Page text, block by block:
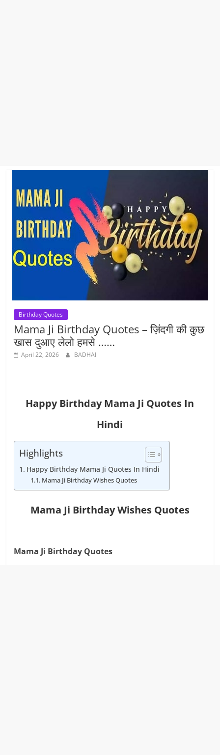
Birthday Quotes
Mama Ji Birthday Quotes – ज़िंदगी की कुछ
खास दुआए लेलो हमसे ……
April 22, 2026 BADHAI
Happy Birthday Mama Ji Quotes In
Hindi
Highlights
Happy Birthday Mama Ji Quotes In Hindi
Mama Ji Birthday Wishes Quotes
Mama Ji Birthday Wishes Quotes
Mama Ji Birthday Quotes